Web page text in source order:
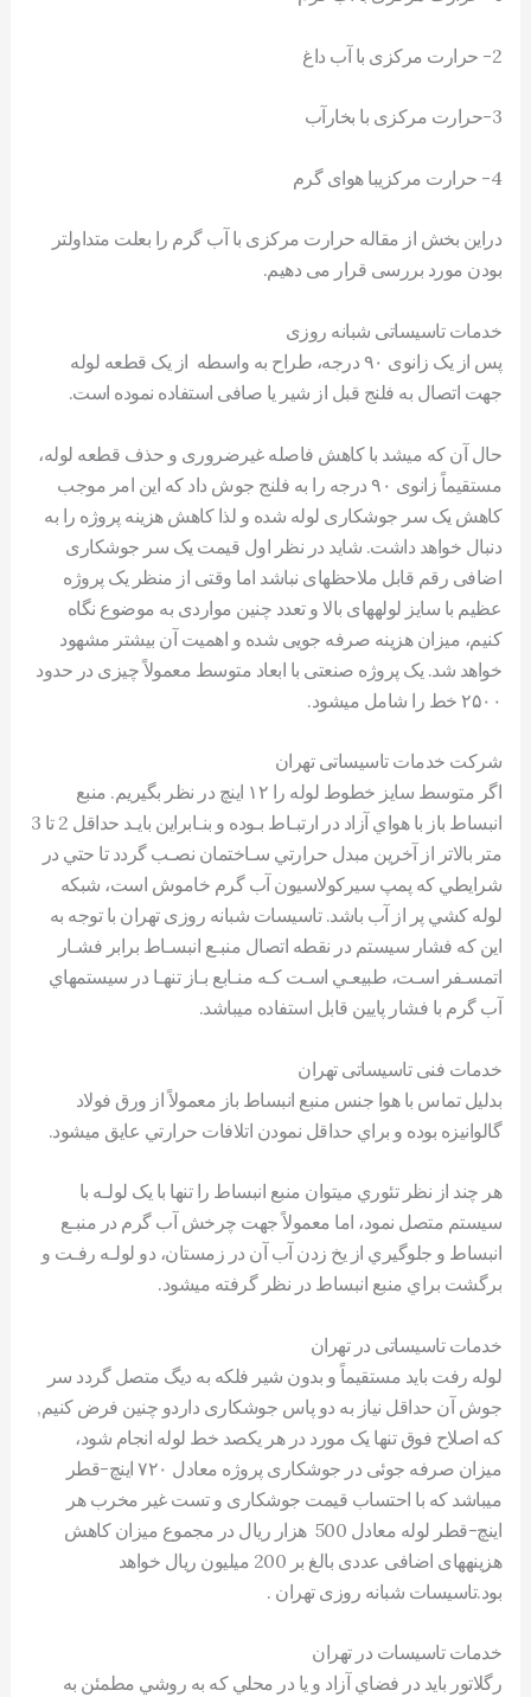
2- حرارت مرکزی با آب داغ
3-حرارت مرکزی با بخارآب
4- حرارت مرکزیبا هوای گرم
دراين بخش از مقاله حرارت مرکزی با آب گرم را بعلت متداولتر
بودن مورد بررسی قرار می دهيم.
خدمات تاسیساتی شبانه روزی
پس از یک زانوی ٩٠ درجه، طراح به واسطه از یک قطعه لوله
جهت اتصال به فلنج قبل از شير یا صافی استفاده نموده است.
حال آن که ميشد با کاهش فاصله غيرضروری و حذف قطعه لوله،
مستقيماً زانوی ٩٠ درجه را به فلنج جوش داد که این امر موجب
کاهش یک سر جوشکاری لوله شده و لذا کاهش هزینه پروژه را به
دنبال خواهد داشت. شاید در نظر اول قيمت یک سر جوشکاری
اضافی رقم قابل ملاحظهای نباشد اما وقتی از منظر یک پروژه
عظيم با سایز لولههای بالا و تعدد چنين مواردی به موضوع نگاه
کنيم، ميزان هزینه صرفه جويی شده و اهميت آن بيشتر مشهود
خواهد شد. یک پروژه صنعتی با ابعاد متوسط معمولاً چيزی در حدود
٢۵٠٠ خط را شامل میشود.
شرکت خدمات تاسیساتی تهران
اگر متوسط سایز خطوط لوله را ١٢ اینچ در نظر بگيریم. منبع
انبساط باز با هواي آزاد در ارتبـاط بـوده و بنـابراين بايـد حداقل 2 تا 3
متر بالاتر از آخرين مبدل حرارتي سـاختمان نصـب گردد تا حتي در
شرايطي که پمپ سيرکولاسيون آب گرم خاموش است، شبکه
لوله کشي پر از آب باشد. تاسیسات شبانه روزی تهران با توجه به
اين که فشار سيستم در نقطه اتصال منبـع انبسـاط برابر فشـار
اتمسـفر اسـت، طبيعـي اسـت کـه منـابع بـاز تنهـا در سيستمهاي
آب گرم با فشار پايين قابل استفاده ميباشد.
خدمات فنی تاسیساتی تهران
بدليل تماس با هوا جنس منبع انبساط باز معمولاً از ورق فولاد
گالوانيزه بوده و براي حداقل نمودن اتلافات حرارتي عايق ميشود.
هر چند از نظر تئوري ميتوان منبع انبساط را تنها با يک لولـه با
سيستم متصل نمود، اما معمولاً جهت چرخش آب گرم در منبـع
انبساط و جلوگيري از يخ زدن آب آن در زمستان، دو لولـه رفـت و
برگشت براي منبع انبساط در نظر گرفته ميشود.
خدمات تاسیساتی در تهران
لوله رفت بايد مستقيماً و بدون شير فلکه به ديگ متصل گردد سر
جوش آن حداقل نياز به دو پاس جوشکاری داردو چنين فرض کنيم,
که اصلاح فوق تنها یک مورد در هر یکصد خط لوله انجام شود،
ميزان صرفه جوئی در جوشکاری پروژه معادل ٧٢٠ اینچ-قطر
میباشد که با احتساب قيمت جوشکاری و تست غير مخرب هر
اینچ-قطر لوله معادل 500 هزار ریال در مجموع ميزان کاهش
هزینههای اضافی عددی بالغ بر 200 ميليون ریال خواهد
بود.تاسیسات شبانه روزی تهران .
خدمات تاسیسات در تهران
رگلاتور بايد در فضاي آزاد و يا در محلي که به روشي مطمئن به